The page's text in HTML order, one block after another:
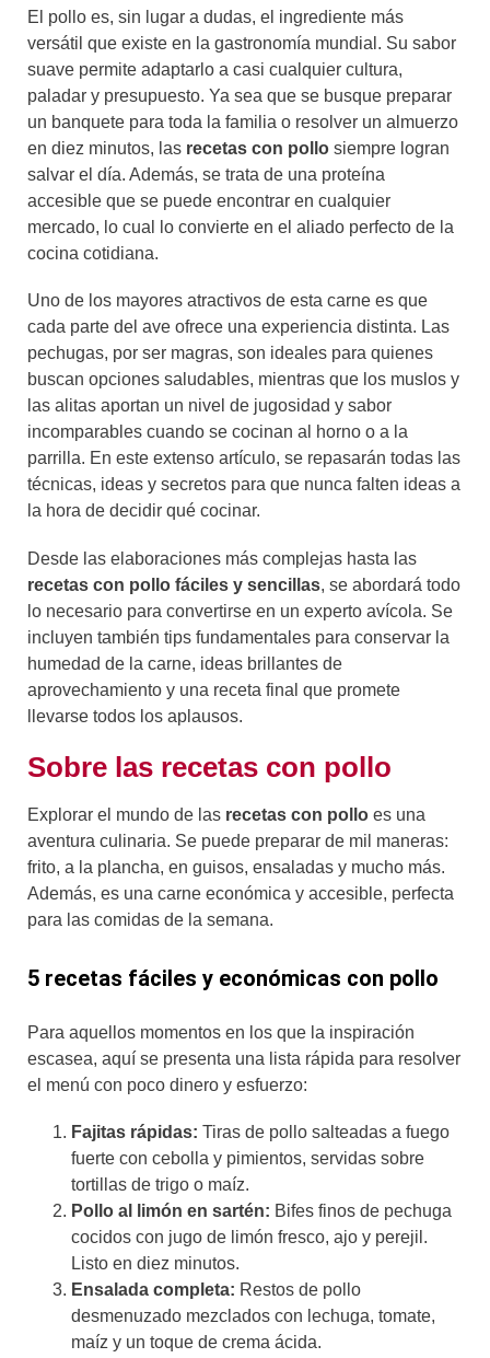
El pollo es, sin lugar a dudas, el ingrediente más
versátil que existe en la gastronomía mundial. Su sabor
suave permite adaptarlo a casi cualquier cultura,
paladar y presupuesto. Ya sea que se busque preparar
un banquete para toda la familia o resolver un almuerzo
en diez minutos, las recetas con pollo siempre logran
salvar el día. Además, se trata de una proteína
accesible que se puede encontrar en cualquier
mercado, lo cual lo convierte en el aliado perfecto de la
cocina cotidiana.
Uno de los mayores atractivos de esta carne es que
cada parte del ave ofrece una experiencia distinta. Las
pechugas, por ser magras, son ideales para quienes
buscan opciones saludables, mientras que los muslos y
las alitas aportan un nivel de jugosidad y sabor
incomparables cuando se cocinan al horno o a la
parrilla. En este extenso artículo, se repasarán todas las
técnicas, ideas y secretos para que nunca falten ideas a
la hora de decidir qué cocinar.
Desde las elaboraciones más complejas hasta las
recetas con pollo fáciles y sencillas, se abordará todo
lo necesario para convertirse en un experto avícola. Se
incluyen también tips fundamentales para conservar la
humedad de la carne, ideas brillantes de
aprovechamiento y una receta final que promete
llevarse todos los aplausos.
Sobre las recetas con pollo
Explorar el mundo de las recetas con pollo es una
aventura culinaria. Se puede preparar de mil maneras:
frito, a la plancha, en guisos, ensaladas y mucho más.
Además, es una carne económica y accesible, perfecta
para las comidas de la semana.
5 recetas fáciles y económicas con pollo
Para aquellos momentos en los que la inspiración
escasea, aquí se presenta una lista rápida para resolver
el menú con poco dinero y esfuerzo:
Fajitas rápidas: Tiras de pollo salteadas a fuego
fuerte con cebolla y pimientos, servidas sobre
tortillas de trigo o maíz.
Pollo al limón en sartén: Bifes finos de pechuga
cocidos con jugo de limón fresco, ajo y perejil.
Listo en diez minutos.
Ensalada completa: Restos de pollo
desmenuzado mezclados con lechuga, tomate,
maíz y un toque de crema ácida.